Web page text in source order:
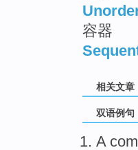
容器
相关文章
双语例句
A